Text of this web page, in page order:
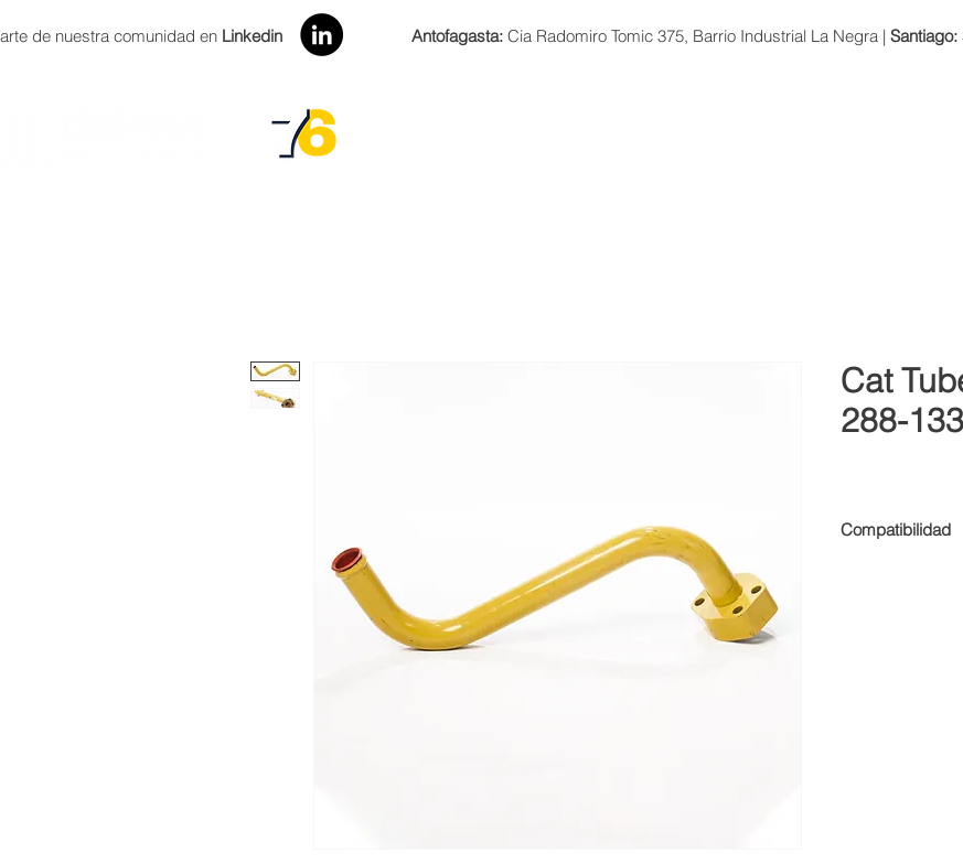
de nuestra comunidad en Linkedin Antofagasta:Cia Radomiro Tomic 375, Barrio Industrial La Negra | Santiago:
Cat
288-
Compatibilidad